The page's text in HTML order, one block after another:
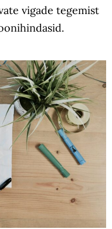
vigade tegemist